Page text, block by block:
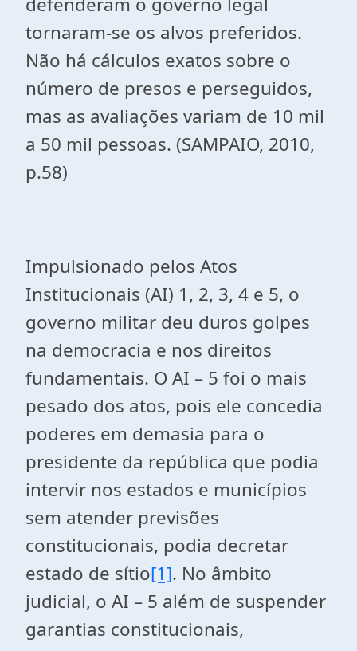
tornaram-se os alvos preferidos.
Não há cálculos exatos sobre o
número de presos e perseguidos,
mas as avaliações variam de 10 mil
a 50 mil pessoas. (SAMPAIO, 2010,
p.58)
Impulsionado pelos Atos
Institucionais (AI) 1, 2, 3, 4 e 5, o
governo militar deu duros golpes
na democracia e nos direitos
fundamentais. O AI – 5 foi o mais
pesado dos atos, pois ele concedia
poderes em demasia para o
presidente da república que podia
intervir nos estados e municípios
sem atender previsões
constitucionais, podia decretar
estado de sítio[1]. No âmbito
judicial, o AI – 5 além de suspender
garantias constitucionais,